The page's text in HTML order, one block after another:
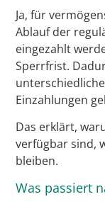
Ja, für
Ablauf der
eingezahlt
Sperrfrist.
Einzahlungen
Das erklärt,
verfügbar sind,
bleiben.
Was passiert